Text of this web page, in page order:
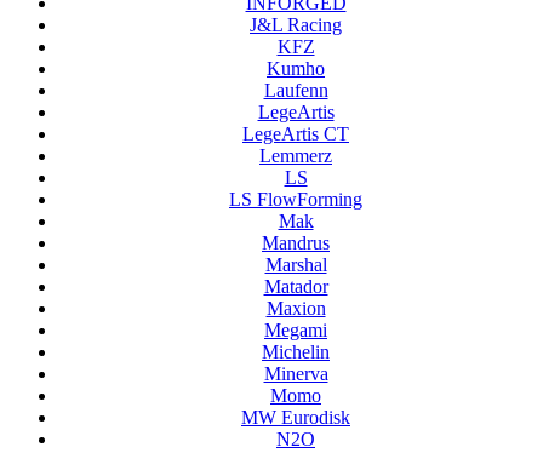
J&L Racing
KFZ
Kumho
Laufenn
LegeArtis
LegeArtis CT
Lemmerz
LS
LS FlowForming
Mak
Mandrus
Marshal
Matador
Maxion
Megami
Michelin
Minerva
Momo
MW Eurodisk
N2O